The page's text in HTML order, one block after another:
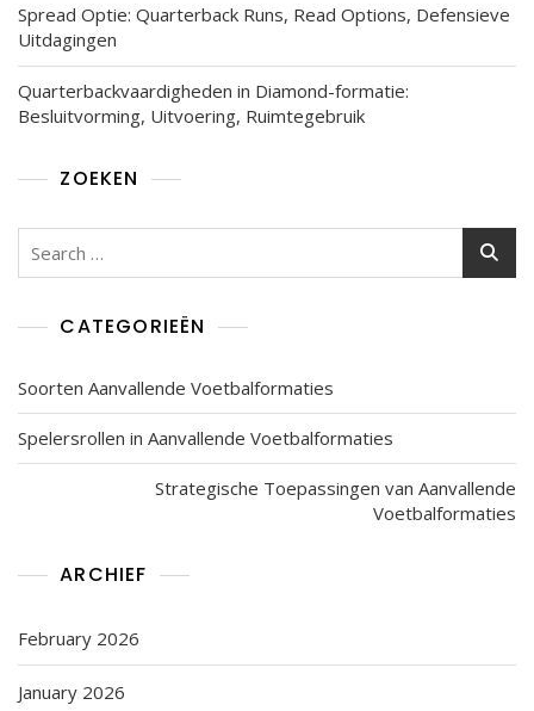
Spread Optie: Quarterback Runs, Read Options, Defensieve
Uitdagingen
Quarterbackvaardigheden in Diamond-formatie:
Besluitvorming, Uitvoering, Ruimtegebruik
ZOEKEN
CATEGORIEËN
Soorten Aanvallende Voetbalformaties
Spelersrollen in Aanvallende Voetbalformaties
Strategische Toepassingen van Aanvallende
Voetbalformaties
ARCHIEF
February 2026
January 2026